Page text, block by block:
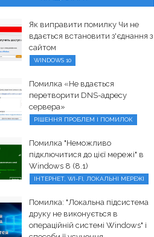
Як виправити помилку Чи не
вдається встановити з'єднання з
сайтом
WINDOWS 10
Помилка «Не вдається
перетворити DNS-адресу
сервера»
РІШЕННЯ ПРОБЛЕМ І ПОМИЛОК
Помилка "Неможливо
підключитися до цієї мережі" в
Windows 8 (8.1)
ІНТЕРНЕТ, WI-FI, ЛОКАЛЬНІ МЕРЕЖІ
Помилка: "Локальна підсистема
друку не виконується в
операційній системі Windows" і